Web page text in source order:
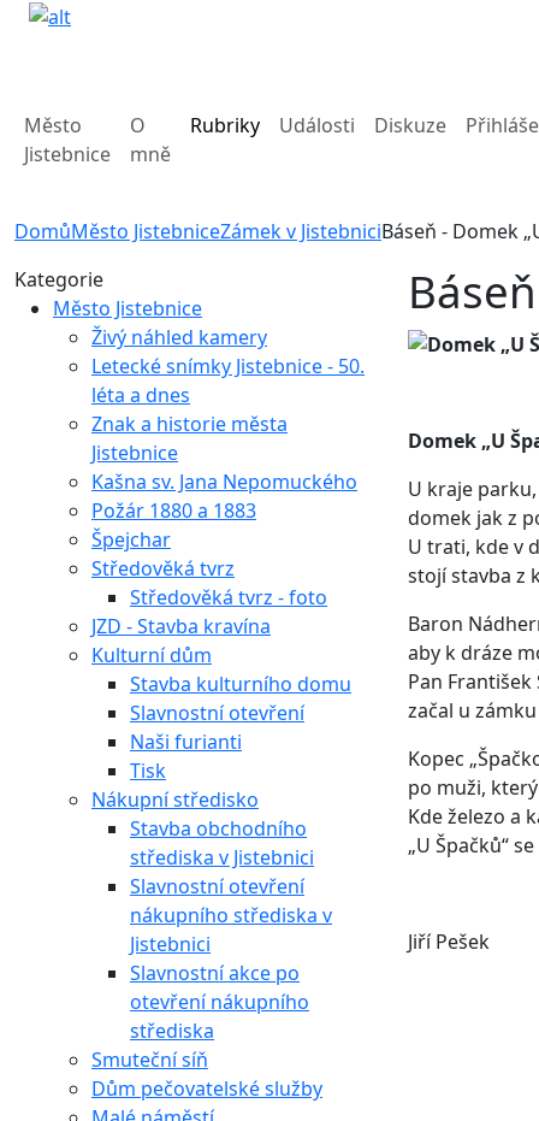
Město
Jistebnice
O
mně
Rubriky Události Diskuze
DomůMěsto JistebniceZámek v JistebniciBáseň - Domek
Domek „U
U kraje
domek jak z
U trati, kde v
stojí stavba z
Baron
aby k dráze
Pan
začal u
Kopec
po muži,
Kde železo a
„U Špačků“
Jiří Pešek
Kategorie
Město Jistebnice
Živý náhled kamery
Letecké snímky Jistebnice - 50.
léta a dnes
Znak a historie města
Jistebnice
Kašna sv. Jana Nepomuckého
Požár 1880 a 1883
Špejchar
Středověká tvrz
Středověká tvrz - foto
JZD - Stavba kravína
Kulturní dům
Stavba kulturního domu
Slavnostní otevření
Naši furianti
Tisk
Nákupní středisko
Stavba obchodního
střediska v Jistebnici
Slavnostní otevření
nákupního střediska v
Jistebnici
Slavnostní akce po
otevření nákupního
střediska
Smuteční síň
Dům pečovatelské služby